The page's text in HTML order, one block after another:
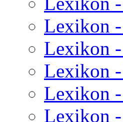
Lexikon
Lexikon
Lexikon
Lexikon
Lexikon